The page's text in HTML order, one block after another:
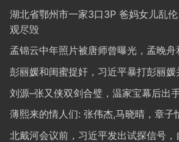
湖北省鄂州市一家3口3P 爸妈女儿乱
观尽毁
孟锦云中年照片被唐师曾曝光，孟晚
彭丽媛和闺蜜捉奸，习近平暴打彭丽
刘源–张又侠双剑合璧，温家宝幕后出
薄熙来的情人们: 张伟杰,马晓晴，章子
北戴河会议前，习近平发出试探信号